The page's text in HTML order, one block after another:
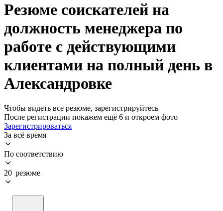
Резюме соискателей на
должность менеджера по
работе с действующими
клиентами на полный день в
Александровке
Чтобы видеть все резюме, зарегистрируйтесь
После регистрации покажем ещё 6 и откроем фото
Зарегистрироваться
За всё время
По соответствию
20 резюме